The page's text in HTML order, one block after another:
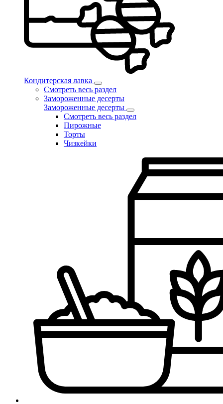
Кондитерская лавка
Смотреть весь раздел
Замороженные десерты
Замороженные десерты
Смотреть весь раздел
Пирожные
Торты
Чизкейки